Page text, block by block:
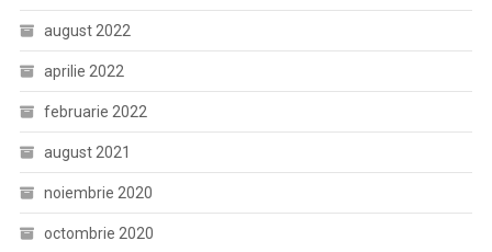
august 2022
aprilie 2022
februarie 2022
august 2021
noiembrie 2020
octombrie 2020